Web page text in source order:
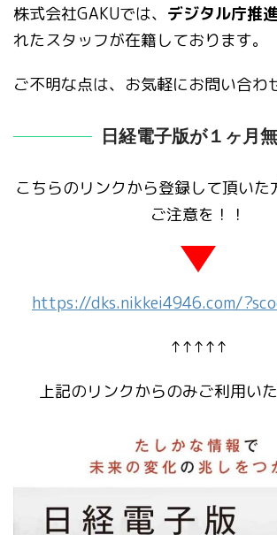
株式会社GAKUでは、 デジタル庁推
れたスタッフが在籍しております。
ご不明な点は、お気軽にお問い合わ
日経電子版が１ヶ月
こちらのリンクから登録して頂いた
ご注意を！！
https://dks.nikkei4946.com/
↑↑↑↑↑
上記のリンクからのみご利用いた